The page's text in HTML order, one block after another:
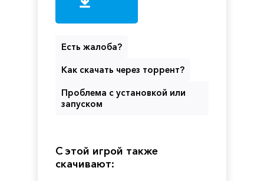
Есть жалоба?
Как скачать через торрент?
Проблема с установкой или
запуском
С этой игрой также
скачивают: